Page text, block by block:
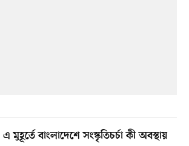
বাংলাদেশে সংস্কৃতিচর্চা কী অবস্থায়